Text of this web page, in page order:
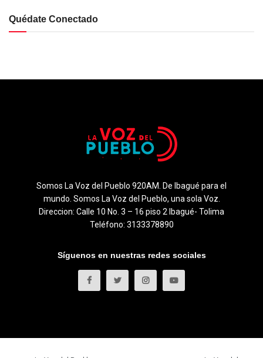
Quédate Conectado
Somos La Voz del Pueblo 920AM. De Ibagué para el
mundo. Somos La Voz del Pueblo, una sola Voz.
Direccion: Calle 10 No. 3 – 16 piso 2 Ibagué- Tolima
Teléfono: 3133378890
Síguenos en nuestras redes sociales